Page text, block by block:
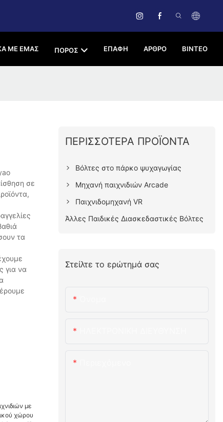
ΜΕ ΕΜΆΣ ΠΌΡΟΣ ΕΠΑΦΉ ΑΡΘΡΟ ΒΊΝΤΕΟ
σε
τα
για να
ΠΕΡΙΣΣΌΤΕΡΑ ΠΡΟΪΌΝΤΑ
Βόλτες στο πάρκο ψυχαγωγίας
Μηχανή παιχνιδιών Arcade
Παιχνιδομηχανή VR
Άλλες Παιδικές Διασκεδαστικές Βόλτες
Στείλτε το ερώτημά σας